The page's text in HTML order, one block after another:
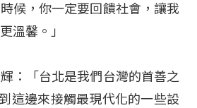
候，你一定要回饋社會，讓我
溫馨。」
：「台北是我們台灣的首善之
這邊來接觸最現代化的一些設